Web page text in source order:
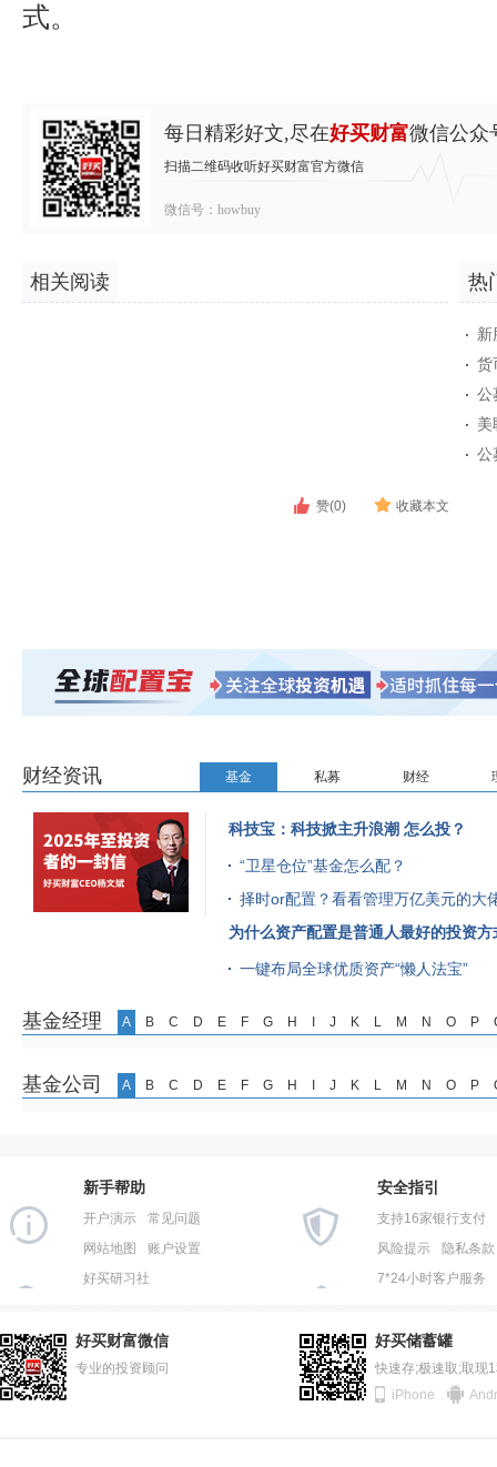
式。
每日精彩好文,尽在好买财富微信公众
扫描二维码收听好买财富官方微信
微信号：howbuy
相关阅读 热
新
货
公
美
公
赞(0) 收藏本文
财经资讯 基金 私募 财经
科技宝：科技掀主升浪潮 怎么投？
“卫星仓位”基金怎么配？
择时or配置？看看管理万亿美元的大
为什么资产配置是普通人最好的投资方
一键布局全球优质资产“懒人法宝”
基金经理 A B C D E F G H J K L M N O P
基金公司 A B C D E F G H J K L M N O P
新手帮助
开户演示
常见问题
网站地图
账户设置
好买研习社
安全指引
支持16家银行支付
风险提示
隐私条款
7*24小时客户服务
好买财富微信
专业的投资顾问
好买储蓄罐
快速存;极速取;取现
iPhone